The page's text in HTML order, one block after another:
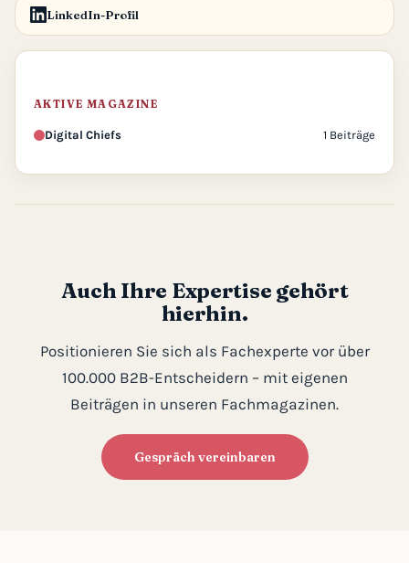
LinkedIn-Profil
AKTIVE MAGAZINE
Digital Chiefs 1 Beiträge
Auch Ihre Expertise gehört
hierhin.
Positionieren Sie sich als Fachexperte vor über
100.000 B2B-Entscheidern – mit eigenen
Beiträgen in unseren Fachmagazinen.
Gespräch vereinbaren